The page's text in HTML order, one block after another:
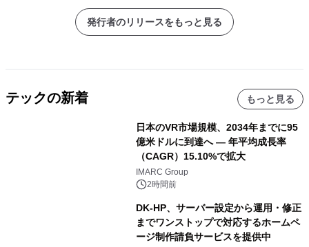
発行者のリリースをもっと見る
テックの新着 もっと見る
日本のVR市場規模、2034年までに95
億米ドルに到達へ ― 年平均成長率
（CAGR）15.10%で拡大
IMARC Group
2時間前
DK-HP、サーバー設定から運用・修正
までワンストップで対応するホームペ
ージ制作請負サービスを提供中